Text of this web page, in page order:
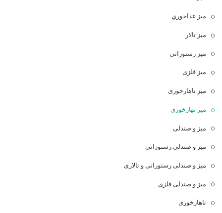
ميز غذاخوري
میز تالار
میز رستورانی
میز فلزی
میز ناهارخوری
میز نهارخوری
میز و صندلی
میز و صندلی رستورانی
میز و صندلی رستورانی و تالاری
میز و صندلی فلزی
ناهارخوری